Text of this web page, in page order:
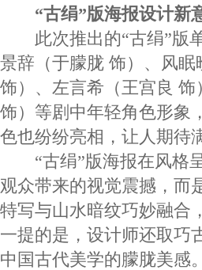
“古绢”版海报设计新
此次推出的“古绢”版单
景辞（于朦胧 饰）、风
饰）、左言希（王宫良
饰）等剧中年轻角色形象
色也纷纷亮相，让人期待
“古绢”版海报在风格呈
观众带来的视觉震撼，而
特写与山水暗纹巧妙融合
一提的是，设计师还取巧
中国古代美学的朦胧美感